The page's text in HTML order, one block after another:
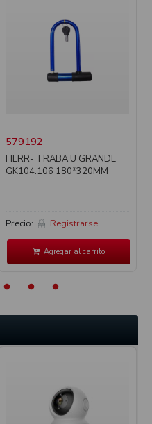
579192
HERR- TRABA U GRANDE
GK104.106 180*320MM
Precio: Registrarse
Agregar al carrito